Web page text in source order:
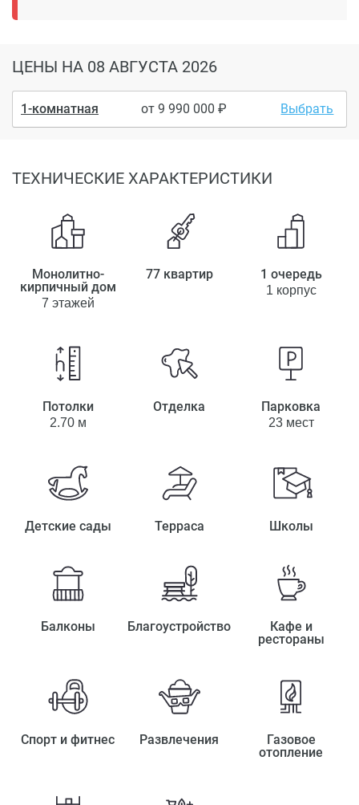
ЦЕНЫ НА 08 АВГУСТА 2026
1-комнатная от9 990 000 Выбрать
ТЕХНИЧЕСКИЕ ХАРАКТЕРИСТИКИ
Монолитно-
кирпичный дом
7 этажей
77 квартир 1 очередь
1 корпус
Потолки
2.70 м
Отделка Парковка
23 мест
Детские сады Терраса Школы
Балконы Благоустройство
Кафе и
рестораны
Спорт и фитнес Развлечения
Газовое
отопление